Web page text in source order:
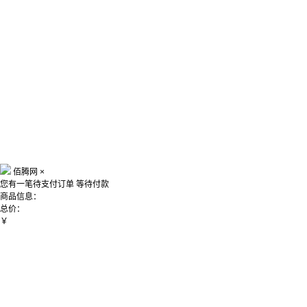
佰腾网 ×
您有一笔待支付订单 等待付款
商品信息：
总价：
￥